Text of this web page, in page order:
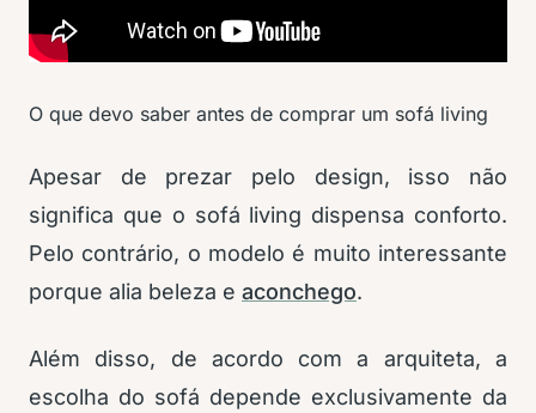
O que devo saber antes de comprar um sofá living
Apesar de prezar pelo design, isso não
significa que o sofá living dispensa conforto.
Pelo contrário, o modelo é muito interessante
porque alia beleza e aconchego.
Além disso, de acordo com a arquiteta, a
escolha do sofá depende exclusivamente da